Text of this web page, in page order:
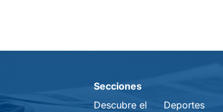
Secciones
Descubre el
Deportes